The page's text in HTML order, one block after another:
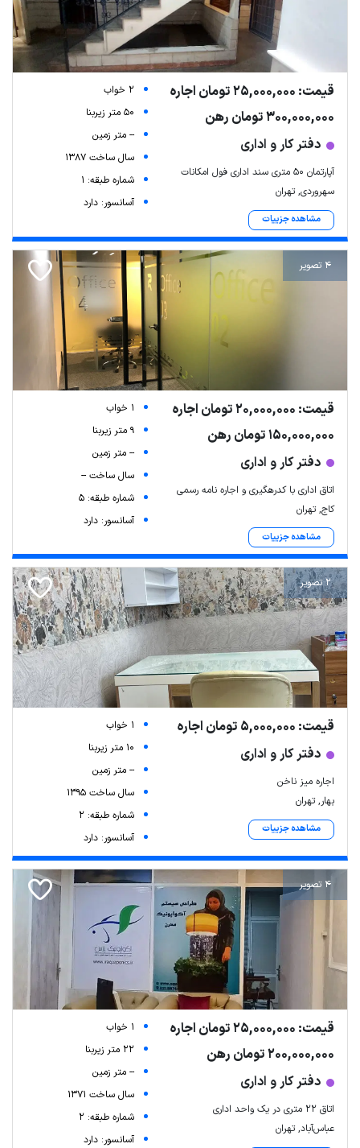
قیمت: 25,000,000 تومان اجاره
300,000,000 تومان رهن
دفتر کار و اداری
آپارتمان ۵۰ متری سند اداری فول امکانات
سهروردی, تهران
مشاهده جزییات
2 خواب
50 متر زیربنا
-- متر زمین
سال ساخت 1387
شماره طبقه: 1
آسانسور: دارد
4 تصویر
قیمت: 20,000,000 تومان اجاره
150,000,000 تومان رهن
دفتر کار و اداری
اتاق اداری با کدرهگیری و اجاره نامه رسمی
کاج, تهران
مشاهده جزییات
1 خواب
9 متر زیربنا
-- متر زمین
سال ساخت --
شماره طبقه: 5
آسانسور: دارد
2 تصویر
قیمت: 5,000,000 تومان اجاره
دفتر کار و اداری
اجاره میز ناخن
بهار, تهران
مشاهده جزییات
1 خواب
10 متر زیربنا
-- متر زمین
سال ساخت 1395
شماره طبقه: 2
آسانسور: دارد
4 تصویر
قیمت: 25,000,000 تومان اجاره
200,000,000 تومان رهن
دفتر کار و اداری
اتاق ۲۲ متری در یک واحد اداری
عباس‌آباد, تهران
1 خواب
22 متر زیربنا
-- متر زمین
سال ساخت 1371
شماره طبقه: 2
آسانسور: دارد